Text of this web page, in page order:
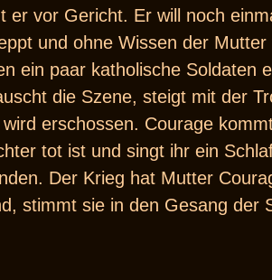
vor Gericht. Er will noch
und ohne Wissen der
ein paar katholische Soldaten
die Szene, steigt mit der
erschossen. Courage
tot ist und singt ihr ein
Der Krieg hat Mutter
stimmt sie in den Gesang der